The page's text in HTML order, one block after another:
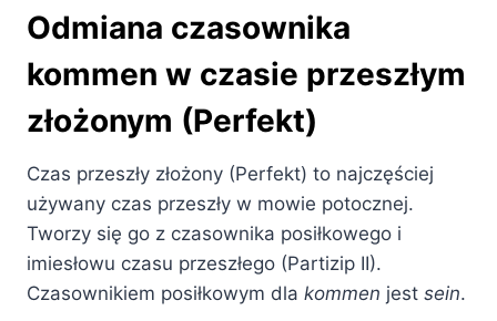
Odmiana czasownika
kommen w czasie przeszłym
złożonym (Perfekt)
Czas przeszły złożony (Perfekt) to najczęściej
używany czas przeszły w mowie potocznej.
Tworzy się go z czasownika posiłkowego i
imiesłowu czasu przeszłego (Partizip II).
Czasownikiem posiłkowym dla kommen jest sein.